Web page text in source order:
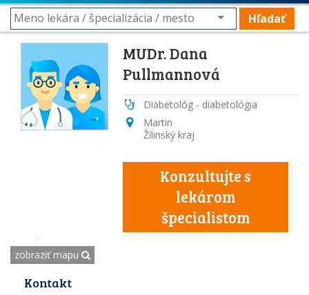
Hľadať
MUDr. Dana
Pullmannová
Diabetológ - diabetológia
Martin
Žilinský kraj
Konzultujte s
lekárom
špecialistom
zobraziť mapu
Kontakt